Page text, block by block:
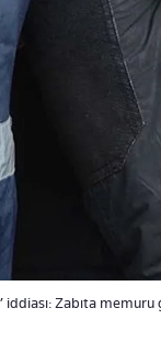
iddiası: Zabıta memuru